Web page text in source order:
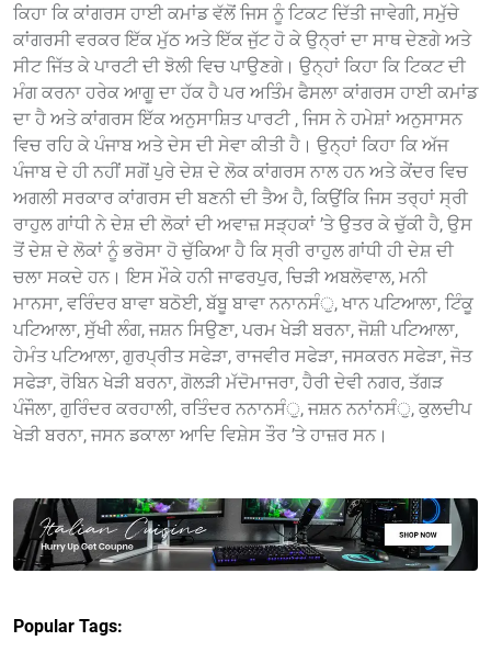
ਕਿਹਾ ਕਿ ਕਾਂਗਰਸ ਹਾਈ ਕਮਾਂਡ ਵੱਲੋਂ ਜਿਸ ਨੂੰ ਟਿਕਟ ਦਿੱਤੀ ਜਾਵੇਗੀ, ਸਮੁੱਚੇ
ਕਾਂਗਰਸੀ ਵਰਕਰ ਇੱਕ ਮੁੱਠ ਅਤੇ ਇੱਕ ਜੁੱਟ ਹੋ ਕੇ ਉਨ੍ਰਾਂ ਦਾ ਸਾਥ ਦੇਣਗੇ ਅਤੇ
ਸੀਟ ਜਿੱਤ ਕੇ ਪਾਰਟੀ ਦੀ ਝੋਲੀ ਵਿਚ ਪਾਉਣਗੇ। ਉਨ੍ਹਾਂ ਕਿਹਾ ਕਿ ਟਿਕਟ ਦੀ
ਮੰਗ ਕਰਨਾ ਹਰੇਕ ਆਗੂ ਦਾ ਹੱਕ ਹੈ ਪਰ ਅਤਿੰਮ ਫੈਸਲਾ ਕਾਂਗਰਸ ਹਾਈ ਕਮਾਂਡ
ਦਾ ਹੈ ਅਤੇ ਕਾਂਗਰਸ ਇੱਕ ਅਨੁਸਾਸ਼ਿਤ ਪਾਰਟੀ , ਜਿਸ ਨੇ ਹਮੇਸ਼ਾਂ ਅਨੁਸਾਸਨ
ਵਿਚ ਰਹਿ ਕੇ ਪੰਜਾਬ ਅਤੇ ਦੇਸ ਦੀ ਸੇਵਾ ਕੀਤੀ ਹੈ। ਉਨ੍ਹਾਂ ਕਿਹਾ ਕਿ ਅੱਜ
ਪੰਜਾਬ ਦੇ ਹੀ ਨਹੀਂ ਸਗੋਂ ਪੁਰੇ ਦੇਸ਼ ਦੇ ਲੋਕ ਕਾਂਗਰਸ ਨਾਲ ਹਨ ਅਤੇ ਕੇਂਦਰ ਵਿਚ
ਅਗਲੀ ਸਰਕਾਰ ਕਾਂਗਰਸ ਦੀ ਬਣਨੀ ਦੀ ਤੈਅ ਹੈ, ਕਿਉਂਕਿ ਜਿਸ ਤਰ੍ਹਾਂ ਸ੍ਰੀ
ਰਾਹੁਲ ਗਾਂਧੀ ਨੇ ਦੇਸ਼ ਦੀ ਲੋਕਾਂ ਦੀ ਅਵਾਜ਼ ਸੜ੍ਹਕਾਂ ’ਤੇ ਉਤਰ ਕੇ ਚੁੱਕੀ ਹੈ, ਉਸ
ਤੋਂ ਦੇਸ਼ ਦੇ ਲੋਕਾਂ ਨੂੰ ਭਰੋਸਾ ਹੋ ਚੁੱਕਿਆ ਹੈ ਕਿ ਸ੍ਰੀ ਰਾਹੁਲ ਗਾਂਧੀ ਹੀ ਦੇਸ਼ ਦੀ
ਚਲਾ ਸਕਦੇ ਹਨ। ਇਸ ਮੌਕੇ ਹਨੀ ਜਾਫਰਪੁਰ, ਚਿੜੀ ਅਬਲੋਵਾਲ, ਮਨੀ
ਮਾਨਸਾ, ਵਰਿੰਦਰ ਬਾਵਾ ਬਠੋਈ, ਬੱਬੂ ਬਾਵਾ ਨਨਾਨਸੰੁ, ਖਾਨ ਪਟਿਆਲਾ, ਟਿੰਕੂ
ਪਟਿਆਲਾ, ਸੁੱਖੀ ਲੰਗ, ਜਸ਼ਨ ਸਿਉਣਾ, ਪਰਮ ਖੇੜੀ ਬਰਨਾ, ਜੋਸ਼ੀ ਪਟਿਆਲਾ,
ਹੇਮੰਤ ਪਟਿਆਲਾ, ਗੁਰਪ੍ਰੀਤ ਸਫੇੜਾ, ਰਾਜਵੀਰ ਸਫੇੜਾ, ਜਸਕਰਨ ਸਫੇੜਾ, ਜੋਤ
ਸਫੇੜਾ, ਰੋਬਿਨ ਖੇੜੀ ਬਰਨਾ, ਗੋਲੜੀ ਮੱਦੋਮਾਜਰਾ, ਹੈਰੀ ਦੇਵੀ ਨਗਰ, ਤੱਗੜ
ਪੰਜੌਲਾ, ਗੁਰਿੰਦਰ ਕਰਹਾਲੀ, ਰਤਿੰਦਰ ਨਨਾਨਸੰੁ, ਜਸ਼ਨ ਨਨਾਂਨਸੰੁ, ਕੁਲਦੀਪ
ਖੇੜੀ ਬਰਨਾ, ਜਸਨ ਡਕਾਲਾ ਆਦਿ ਵਿਸ਼ੇਸ ਤੌਰ ’ਤੇ ਹਾਜ਼ਰ ਸਨ।
Popular Tags: